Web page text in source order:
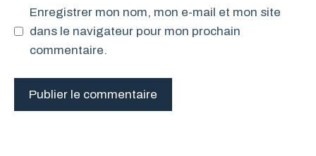
Enregistrer mon nom, mon e-mail et mon site
dans le navigateur pour mon prochain
commentaire.